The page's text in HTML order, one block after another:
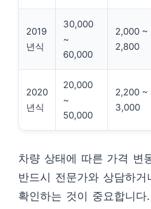
2019
년식
30,000
~
60,000
2,000 ~
2,800
2020
년식
20,000
~
50,000
2,200 ~
3,000
차량 상태에 따른 가격 변
반드시 전문가와 상담하
확인하는 것이 중요합니